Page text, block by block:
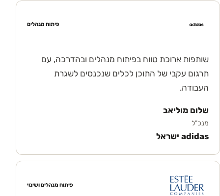
פיתוח מנהלים
שותפות ארוכת טווח בפיתוח מנהלים ובהדרכה, עם
תרגום עקבי של התוכן לכלים שנכנסים לשגרת
העבודה.
שלום מוליאב
מנכ"ל
adidas ישראל
פיתוח מנהלים ושינוי